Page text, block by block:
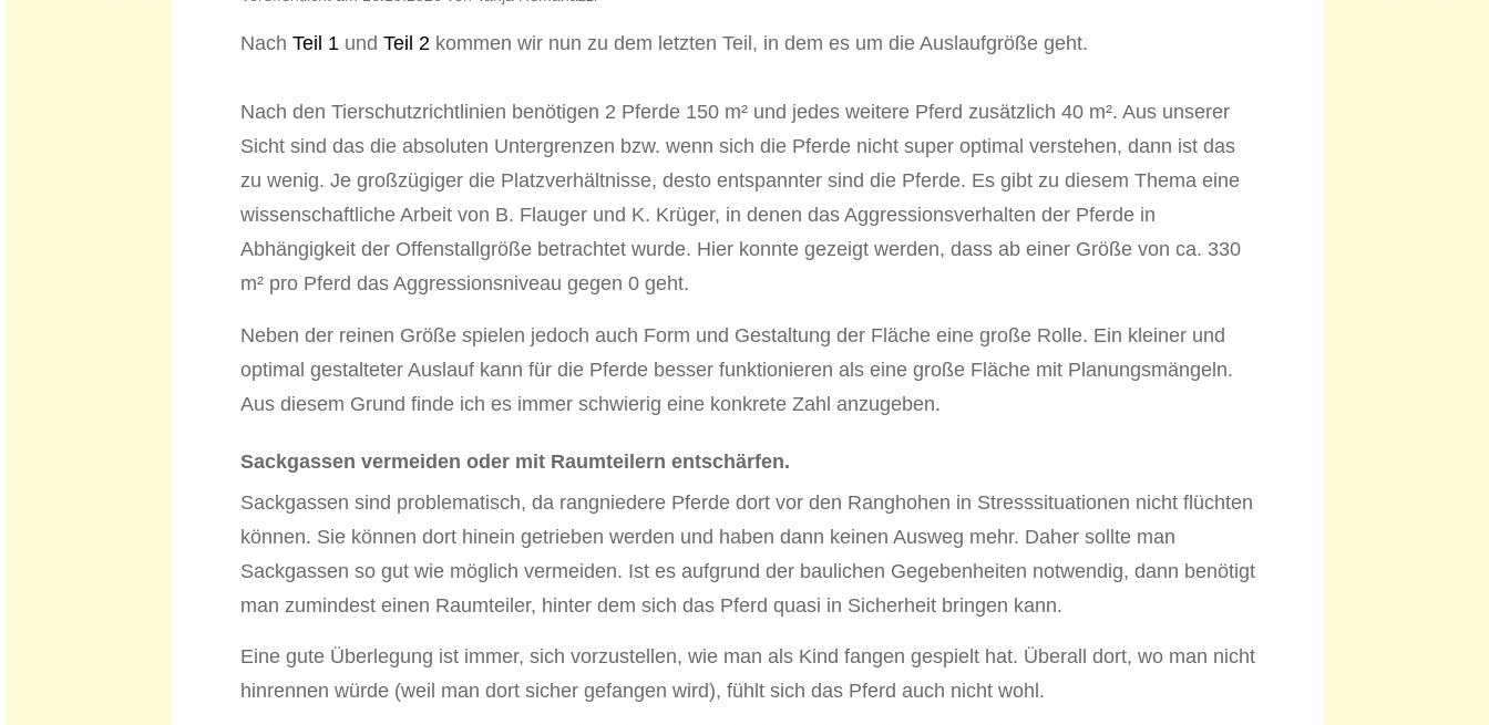
Nach Teil 1und Teil 2kommen wir nun zu dem letzten Teil, in dem es um die Auslaufgröße geht.
Nach den Tierschutzrichtlinien benötigen 2 Pferde 150 m² und jedes weitere Pferd zusätzlich 40 m². Aus unserer
Sicht sind das die absoluten Untergrenzen bzw. wenn sich die Pferde nicht super optimal verstehen, dann ist das
zu wenig. Je großzügiger die Platzverhältnisse, desto entspannter sind die Pferde. Es gibt zu diesem Thema eine
wissenschaftliche Arbeit von B. Flauger und K. Krüger, in denen das Aggressionsverhalten der Pferde in
Abhängigkeit der Offenstallgröße betrachtet wurde. Hier konnte gezeigt werden, dass ab einer Größe von ca. 330
m² pro Pferd das Aggressionsniveau gegen 0 geht.
Neben der reinen Größe spielen jedoch auch Form und Gestaltung der Fläche eine große Rolle. Ein kleiner und
optimal gestalteter Auslauf kann für die Pferde besser funktionieren als eine große Fläche mit Planungsmängeln.
Aus diesem Grund finde ich es immer schwierig eine konkrete Zahl anzugeben.
Sackgassen vermeiden oder mit Raumteilern entschärfen.
Sackgassen sind problematisch, da rangniedere Pferde dort vor den Ranghohen in Stresssituationen nicht flüchten
können. Sie können dort hinein getrieben werden und haben dann keinen Ausweg mehr. Daher sollte man
Sackgassen so gut wie möglich vermeiden. Ist es aufgrund der baulichen Gegebenheiten notwendig, dann benötigt
man zumindest einen Raumteiler, hinter dem sich das Pferd quasi in Sicherheit bringen kann.
Eine gute Überlegung ist immer, sich vorzustellen, wie man als Kind fangen gespielt hat. Überall dort, wo man nicht
hinrennen würde (weil man dort sicher gefangen wird), fühlt sich das Pferd auch nicht wohl.